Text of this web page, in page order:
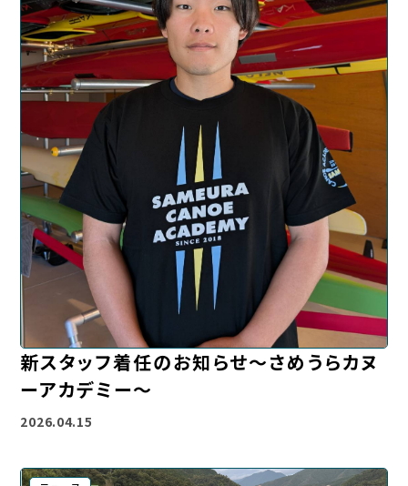
新スタッフ着任のお知らせ～さめうらカヌ
ーアカデミー～
2026.04.15